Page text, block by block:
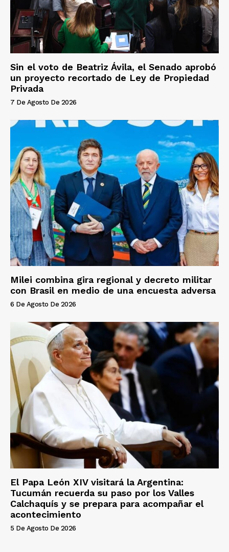
Sin el voto de Beatriz Ávila, el Senado aprobó
un proyecto recortado de Ley de Propiedad
Privada
7 De Agosto De 2026
Milei combina gira regional y decreto militar
con Brasil en medio de una encuesta adversa
6 De Agosto De 2026
El Papa León XIV visitará la Argentina:
Tucumán recuerda su paso por los Valles
Calchaquís y se prepara para acompañar el
acontecimiento
5 De Agosto De 2026